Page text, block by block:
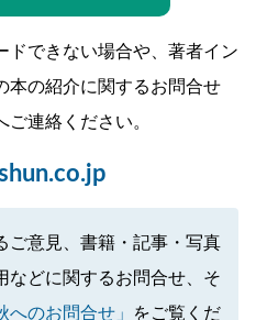
ドできない場合や、著者イン
本の紹介に関するお問合せ
連絡ください。
ご意見、書籍・記事・写真
などに関するお問合せ、そ
へのお問合せ」 をご覧くだ